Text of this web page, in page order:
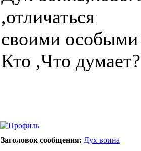
,отличаться
своими особыми
Кто ,Что
Заголовок сообщения: Дух воина